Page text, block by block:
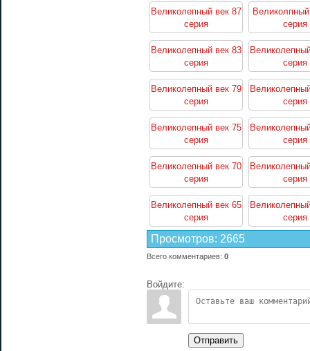
Великолепный век 87
серия
серия
Великолепный век 83
серия
серия
Великолепный век 79
серия
серия
Великолепный век 75
серия
серия
Великолепный век 70
серия
серия
Великолепный век 65
серия
серия
Просмотров: 2665
Всего комментариев: 0
Войдите:
Отправить